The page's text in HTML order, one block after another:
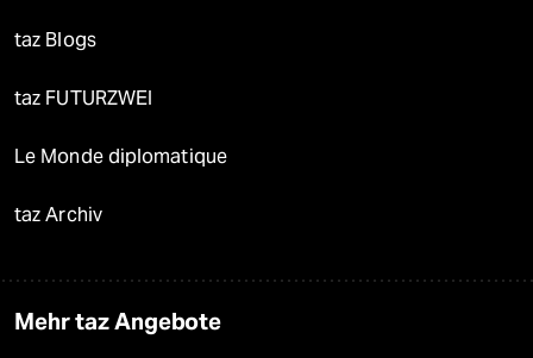
taz Blogs
taz FUTURZWEI
Le Monde diplomatique
taz Archiv
Mehr taz Angebote